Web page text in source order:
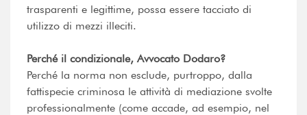
trasparenti e legittime, possa essere tacciato di
utilizzo di mezzi illeciti.
Perché il condizionale, Avvocato Dodaro?
Perché la norma non esclude, purtroppo, dalla
fattispecie criminosa le attività di mediazione svolte
professionalmente (come accade, ad esempio, nel